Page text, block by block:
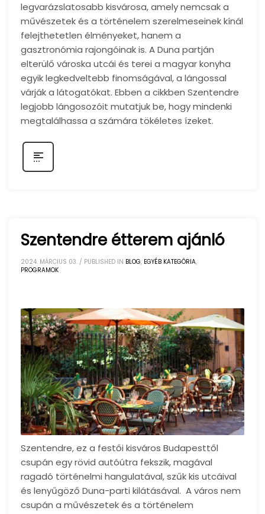
legvarázslatosabb kisvárosa, amely nemcsak a
művészetek és a történelem szerelmeseinek kínál
felejthetetlen élményeket, hanem a
gasztronómia rajongóinak is. A Duna partján
elterülő városka utcái és terei a magyar konyha
egyik legkedveltebb finomságával, a lángossal
várják a látogatókat. Ebben a cikkben Szentendre
legjobb lángosozóit mutatjuk be, hogy mindenki
megtalálhassa a számára tökéletes ízeket.
Szentendre étterem ajánló
2024. MÁRCIUS 03. / PUBLISHED IN BLOG, EGYÉB KATEGÓRIA,
PROGRAMOK
Szentendre, ez a festői kisváros Budapesttől
csupán egy rövid autóútra fekszik, magával
ragadó történelmi hangulatával, szűk kis utcáival
és lenyűgöző Duna-parti kilátásával. A város nem
csupán a művészetek és a történelem